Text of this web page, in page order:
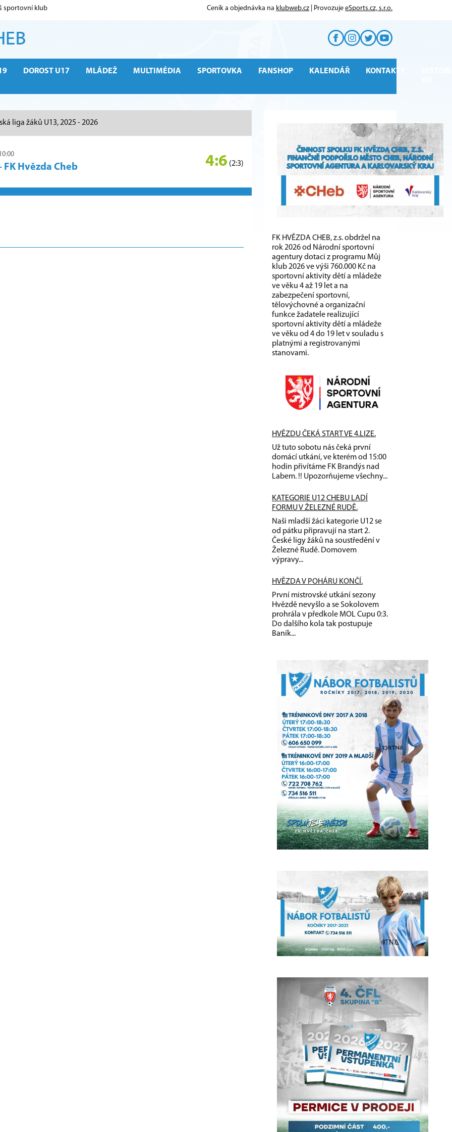
sportovní klub Ceník a objednávka na klubweb.cz | Provozuje eSports.cz, s.r.o.
DOROST U17 MLÁDEŽ MULTIMÉDIA SPORTOVKA FANSHOP KALENDÁŘ KONTAKTY
liga žáků U13, 2025 - 2026
FK Hvězda Cheb 4:6 (2:3)
FK HVĚZDA CHEB, z.s. obdržel na
rok 2026 od Národní sportovní
agentury dotaci z programu Můj
klub 2026 ve výši 760.000 Kč na
sportovní aktivity dětí a mládeže
ve věku 4 až 19 let a na
zabezpečení sportovní,
tělovýchovné a organizační
funkce žadatele realizující
sportovní aktivity dětí a mládeže
ve věku od 4 do 19 let v souladu s
platnými a registrovanými
stanovami.
HVĚZDU ČEKÁ START VE 4.LIZE.
Už tuto sobotu nás čeká první
domácí utkání, ve kterém od 15:00
hodin přivítáme FK Brandýs nad
Labem. !! Upozorňujeme všechny...
KATEGORIE U12 CHEBU LADÍ
FORMU V ŽELEZNÉ RUDĚ.
Naši mladší žáci kategorie U12 se
od pátku připravují na start 2.
České ligy žáků na soustředění v
Železné Rudě. Domovem
výpravy...
HVĚZDA V POHÁRU KONČÍ.
První mistrovské utkání sezony
Hvězdě nevyšlo a se Sokolovem
prohrála v předkole MOL Cupu 0:3.
Do dalšího kola tak postupuje
Baník...